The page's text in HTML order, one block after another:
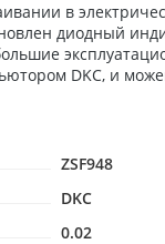
в
диодный
DKC, и
ZSF948
DKC
0.02